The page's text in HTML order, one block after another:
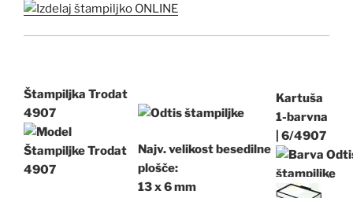
Štampiljka Trodat
4907
Najv.velikost besedilne
plošče:
13 x 6 mm
Kartuša
1-barvna
6/4907